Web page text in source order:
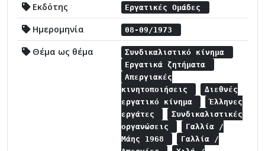
Εκδότης Εργατικές Ομάδες
Ημερομηνία 08-09/1973
Θέμα ως θέμα
Συνδικαλιστικό κίνημα
Εργατικά ζητήματα
Απεργιακές
κινητοποιήσεις
Διεθνές
εργατικό κίνημα
Έλληνες
εργάτες
Συνδικαλιστικές
οργανώσεις
Γαλλία /
Μάης 1968
Γαλλία /